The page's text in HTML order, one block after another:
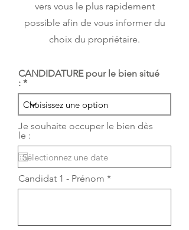
vers vous le plus rapidement
possible afin de vous informer du
choix du propriétaire.
CANDIDATURE pour le bien situé
:
Je souhaite occuper le bien dès
le :
Candidat 1 - Prénom